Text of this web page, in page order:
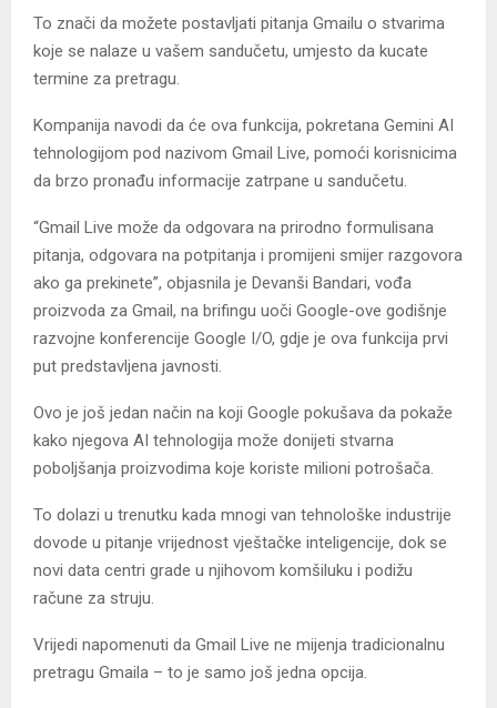
To znači da možete postavljati pitanja Gmailu o stvarima
koje se nalaze u vašem sandučetu, umjesto da kucate
termine za pretragu.
Kompanija navodi da će ova funkcija, pokretana Gemini AI
tehnologijom pod nazivom Gmail Live, pomoći korisnicima
da brzo pronađu informacije zatrpane u sandučetu.
“Gmail Live može da odgovara na prirodno formulisana
pitanja, odgovara na potpitanja i promijeni smijer razgovora
ako ga prekinete”, objasnila je Devanši Bandari, vođa
proizvoda za Gmail, na brifingu uoči Google-ove godišnje
razvojne konferencije Google I/O, gdje je ova funkcija prvi
put predstavljena javnosti.
Ovo je još jedan način na koji Google pokušava da pokaže
kako njegova AI tehnologija može donijeti stvarna
poboljšanja proizvodima koje koriste milioni potrošača.
To dolazi u trenutku kada mnogi van tehnološke industrije
dovode u pitanje vrijednost vještačke inteligencije, dok se
novi data centri grade u njihovom komšiluku i podižu
račune za struju.
Vrijedi napomenuti da Gmail Live ne mijenja tradicionalnu
pretragu Gmaila – to je samo još jedna opcija.